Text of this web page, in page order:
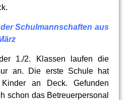
Schulmannschaften aus
1./2. Klassen laufen die
an. Die erste Schule hat
an Deck. Gefunden
schon das Betreuerpersonal